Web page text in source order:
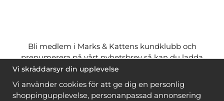
Bli medlem i Marks & Kattens kundklubb och
prenumerera på vårt nyhetsbrev så kan du ladda
ner många mönstergratisoch få många
när du handlar garn till mönstret. Du ser vilka som
är
gratis när du är inloggad
Vi skräddarsyr din upplevelse
Vi använder cookies för att ge dig en personlig
shoppingupplevelse, personanpassad annonsering